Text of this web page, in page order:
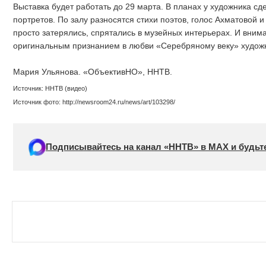
Выставка будет работать до 29 марта. В планах у художника
портретов. По залу разносятся стихи поэтов, голос Ахматовой
просто затерялись, спрятались в музейных интерьерах. И
оригинальным признанием в любви «Серебряному веку»
Мария Ульянова. «ОбъективНО», ННТВ.
Источник: ННТВ (видео)
Источник фото: http://newsroom24.ru/news/art/103298/
Подписывайтесь на канал «ННТВ» в МАХ и